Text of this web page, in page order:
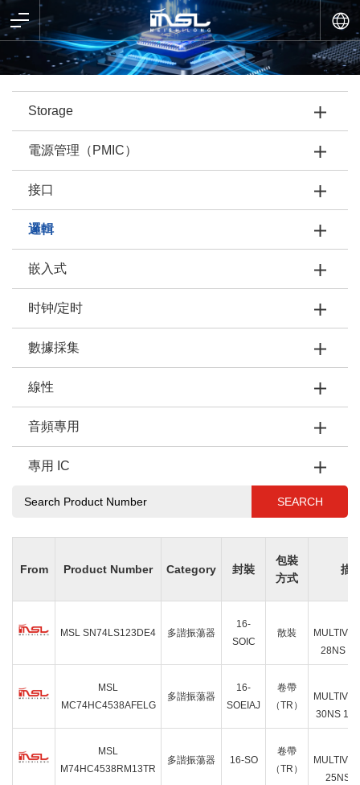
Storage
電源管理（PMIC）
接口
邏輯
嵌入式
时钟/定时
數據採集
線性
音頻專用
專用 IC
SEARCH
From Product Number Category 封裝
包裝
方式
描
MSL SN74LS123DE4 多諧振蕩器
16-
SOIC
散裝
28NS
MSL
MC74HC4538AFELG
多諧振蕩器
16-
SOEIAJ
卷帶
（TR）
30NS
MSL
M74HC4538RM13TR
多諧振蕩器 16-SO
卷帶
（TR）
25NS